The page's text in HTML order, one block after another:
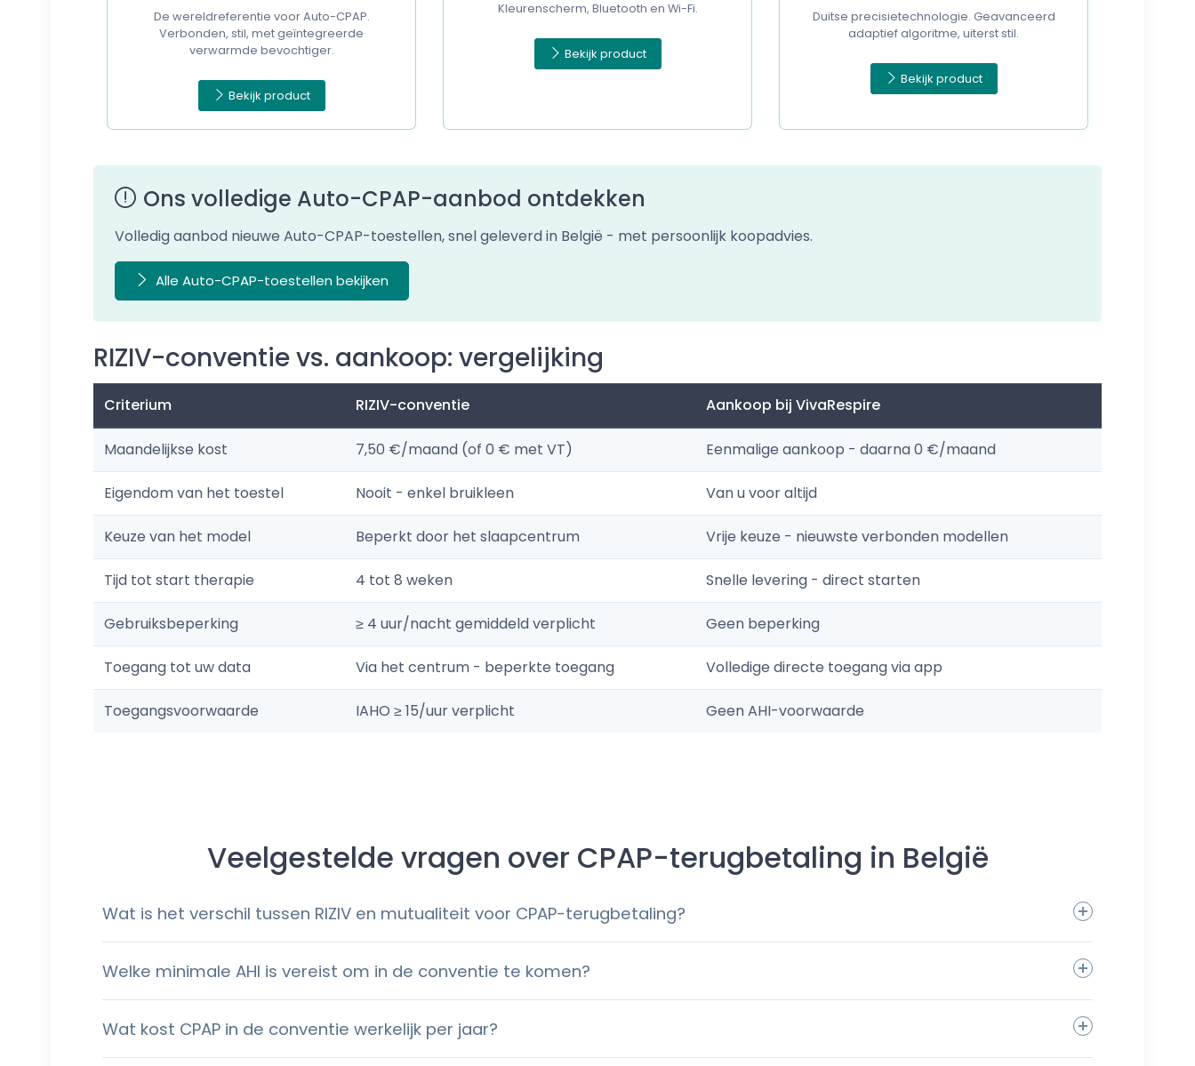
De wereldreferentie voor Auto-CPAP.
Verbonden, stil, met geïntegreerde
verwarmde bevochtiger.
Bekijk product
Kleurenscherm, Bluetooth en Wi-Fi.
Bekijk product
Duitse precisietechnologie. Geavanceerd
adaptief algoritme, uiterst stil.
Bekijk product
Ons volledige Auto-CPAP-aanbod ontdekken
Volledig aanbod nieuwe Auto-CPAP-toestellen, snel geleverd in België - met persoonlijk koopadvies.
Alle Auto-CPAP-toestellen bekijken
RIZIV-conventie vs. aankoop: vergelijking
Criterium RIZIV-conventie Aankoop bij VivaRespire
Maandelijkse kost 7,50 €/maand (of 0 € met VT) Eenmalige aankoop - daarna 0 €/maand
Eigendom van het toestel Nooit - enkel bruikleen Van u voor altijd
Keuze van het model Beperkt door het slaapcentrum Vrije keuze - nieuwste verbonden modellen
Tijd tot start therapie 4 tot 8 weken Snelle levering - direct starten
Gebruiksbeperking ≥ 4 uur/nacht gemiddeld verplicht Geen beperking
Toegang tot uw data Via het centrum - beperkte toegang Volledige directe toegang via app
Toegangsvoorwaarde IAHO ≥ 15/uur verplicht Geen AHI-voorwaarde
Veelgestelde vragen over CPAP-terugbetaling in België
Wat is het verschil tussen RIZIV en mutualiteit voor CPAP-terugbetaling?
Welke minimale AHI is vereist om in de conventie te komen?
Wat kost CPAP in de conventie werkelijk per jaar?